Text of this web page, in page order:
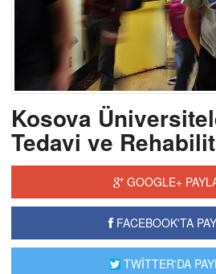
Kosova
Tedavi ve
GOOGLE+
FACEBOOK'TA
TWİTTER'DA